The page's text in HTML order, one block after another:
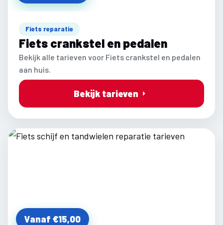
Fiets reparatie
Fiets crankstel en pedalen
Bekijk alle tarieven voor Fiets crankstel en pedalen
aan huis.
Bekijk tarieven
Vanaf €15,00